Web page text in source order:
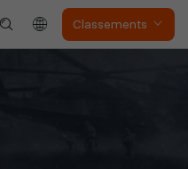
Classements